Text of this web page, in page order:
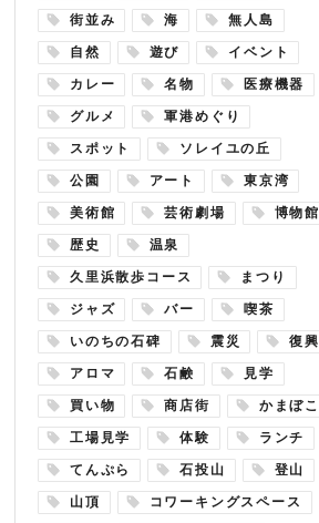
街並み 海 無人島
自然 遊び イベント
カレー 名物 医療機器
グルメ 軍港めぐり
スポット ソレイユの丘
公園 アート 東京湾
美術館 芸術劇場 博物館
歴史 温泉
久里浜散歩コース まつり
ジャズ バー 喫茶
いのちの石碑 震災 復興
アロマ 石鹸 見学
買い物 商店街 かまぼこ
工場見学 体験 ランチ
てんぷら 石投山 登山
山頂 コワーキングスペース